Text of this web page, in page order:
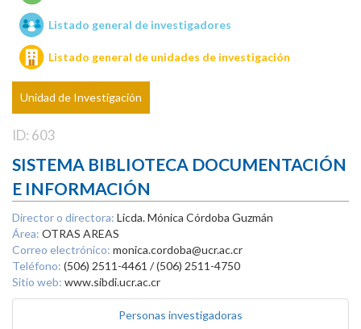
Unidades de investigación
Listado general de investigadores
Listado general de unidades de investigación
Unidad de Investigación
ID: 603
SISTEMA BIBLIOTECA DOCUMENTACIÓN
E INFORMACIÓN
Director o directora: Licda. Mónica Córdoba Guzmán
Área: OTRAS AREAS
Correo electrónico: monica.cordoba@ucr.ac.cr
Teléfono: (506) 2511-4461 / (506) 2511-4750
Sitio web: www.sibdi.ucr.ac.cr
Personas investigadoras